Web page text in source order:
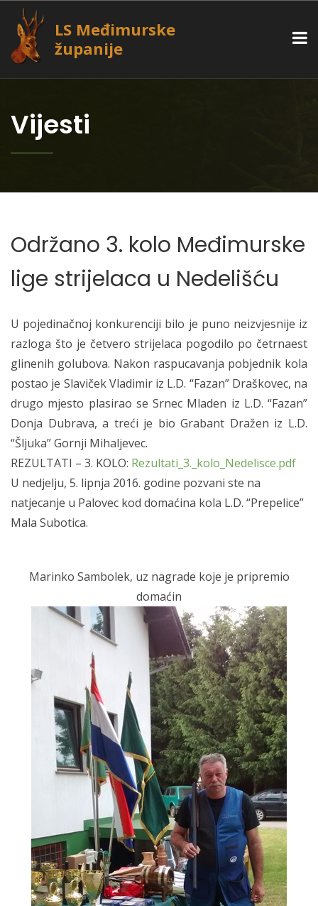
LS Međimurske
županije
Vijesti
Održano 3. kolo Međimurske
lige strijelaca u Nedelišću
U pojedinačnoj konkurenciji bilo je puno neizvjesnije iz
razloga što je četvero strijelaca pogodilo po četrnaest
glinenih golubova. Nakon raspucavanja pobjednik kola
postao je Slaviček Vladimir iz L.D. “Fazan” Draškovec, na
drugo mjesto plasirao se Srnec Mladen iz L.D. “Fazan”
Donja Dubrava, a treći je bio Grabant Dražen iz L.D.
“Šljuka” Gornji Mihaljevec.
REZULTATI – 3. KOLO: Rezultati_3._kolo_Nedelisce.pdf
U nedjelju, 5. lipnja 2016. godine pozvani ste na
natjecanje u Palovec kod domaćina kola L.D. “Prepelice”
Mala Subotica.
Marinko Sambolek, uz nagrade koje je pripremio
domaćin